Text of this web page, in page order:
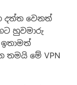
දත්ත වෙනත්
හුවමාරු
මේ VPN